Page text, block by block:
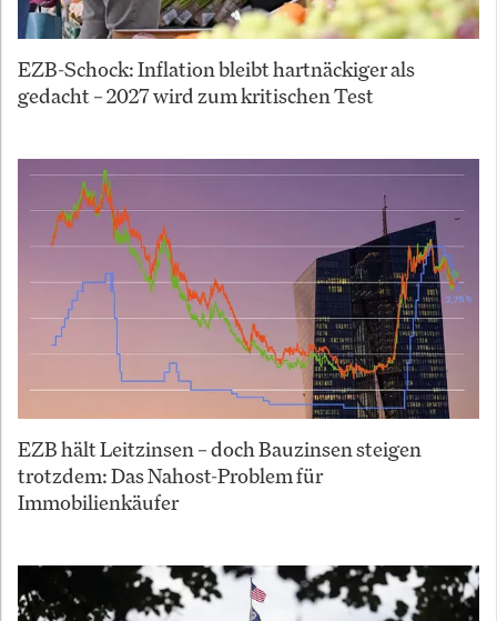
EZB-Schock: Inflation bleibt hartnäckiger als
gedacht – 2027 wird zum kritischen Test
EZB hält Leitzinsen – doch Bauzinsen steigen
trotzdem: Das Nahost-Problem für
Immobilienkäufer